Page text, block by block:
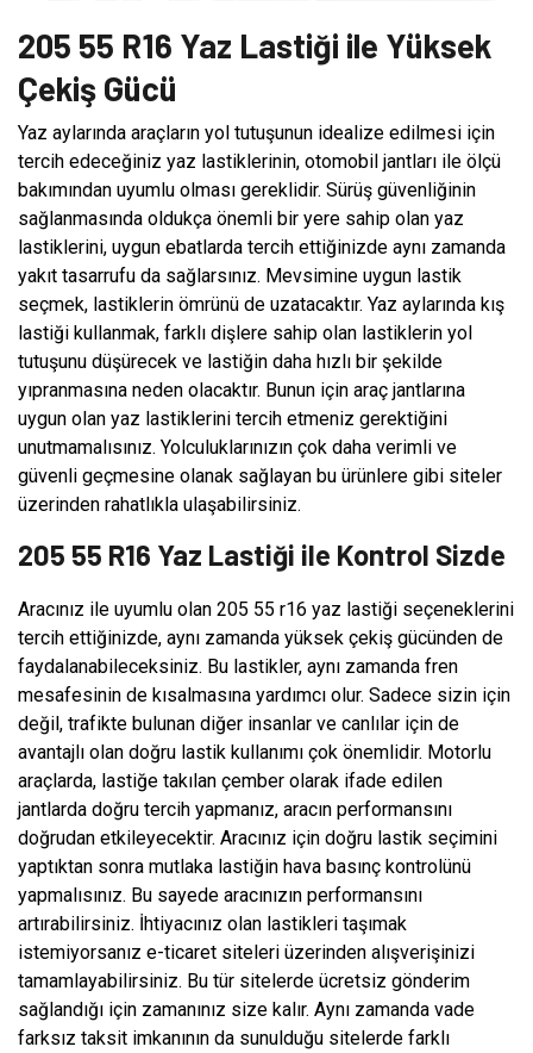
205 55 R16 Yaz Lastiği ile Yüksek
Çekiş Gücü
Yaz aylarında araçların yol tutuşunun idealize edilmesi için
tercih edeceğiniz yaz lastiklerinin, otomobil jantları ile ölçü
bakımından uyumlu olması gereklidir. Sürüş güvenliğinin
sağlanmasında oldukça önemli bir yere sahip olan yaz
lastiklerini, uygun ebatlarda tercih ettiğinizde aynı zamanda
yakıt tasarrufu da sağlarsınız. Mevsimine uygun lastik
seçmek, lastiklerin ömrünü de uzatacaktır. Yaz aylarında kış
lastiği kullanmak, farklı dişlere sahip olan lastiklerin yol
tutuşunu düşürecek ve lastiğin daha hızlı bir şekilde
yıpranmasına neden olacaktır. Bunun için araç jantlarına
uygun olan yaz lastiklerini tercih etmeniz gerektiğini
unutmamalısınız. Yolculuklarınızın çok daha verimli ve
güvenli geçmesine olanak sağlayan bu ürünlere gibi siteler
üzerinden rahatlıkla ulaşabilirsiniz.
205 55 R16 Yaz Lastiği ile Kontrol Sizde
Aracınız ile uyumlu olan 205 55 r16 yaz lastiği seçeneklerini
tercih ettiğinizde, aynı zamanda yüksek çekiş gücünden de
faydalanabileceksiniz. Bu lastikler, aynı zamanda fren
mesafesinin de kısalmasına yardımcı olur. Sadece sizin için
değil, trafikte bulunan diğer insanlar ve canlılar için de
avantajlı olan doğru lastik kullanımı çok önemlidir. Motorlu
araçlarda, lastiğe takılan çember olarak ifade edilen
jantlarda doğru tercih yapmanız, aracın performansını
doğrudan etkileyecektir. Aracınız için doğru lastik seçimini
yaptıktan sonra mutlaka lastiğin hava basınç kontrolünü
yapmalısınız. Bu sayede aracınızın performansını
artırabilirsiniz. İhtiyacınız olan lastikleri taşımak
istemiyorsanız e-ticaret siteleri üzerinden alışverişinizi
tamamlayabilirsiniz. Bu tür sitelerde ücretsiz gönderim
sağlandığı için zamanınız size kalır. Aynı zamanda vade
farksız taksit imkanının da sunulduğu sitelerde farklı